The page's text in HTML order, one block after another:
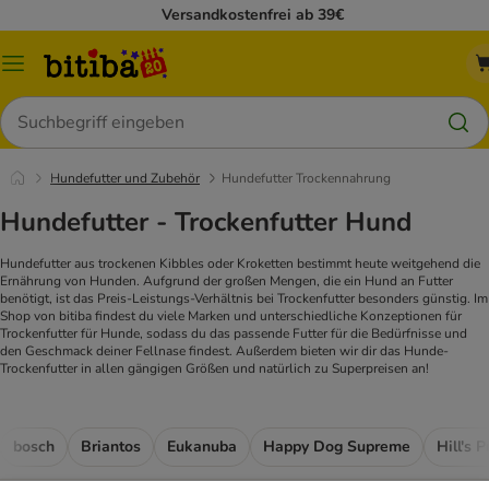
Versandkostenfrei ab 39€
Menü
Suchen
Hundefutter und Zubehör Hundefutter Trockennahrung
Hundefutter - Trockenfutter Hund
Hundefutter aus trockenen Kibbles oder Kroketten bestimmt heute weitgehend die
Ernährung von Hunden. Aufgrund der großen Mengen, die ein Hund an Futter
benötigt, ist das Preis-Leistungs-Verhältnis bei Trockenfutter besonders günstig. Im
Shop von bitiba findest du viele Marken und unterschiedliche Konzeptionen für
Trockenfutter für Hunde, sodass du das passende Futter für die Bedürfnisse und
den Geschmack deiner Fellnase findest. Außerdem bieten wir dir das Hunde-
Trockenfutter in allen gängigen Größen und natürlich zu Superpreisen an!
bosch Briantos Eukanuba Happy Dog Supreme Hill's